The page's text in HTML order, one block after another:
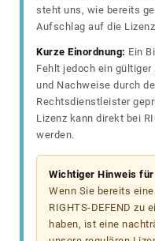
steht uns, wie bereits
Aufschlag auf die
Kurze Einordnung: Ein
Fehlt jedoch ein
und Nachweise durch
Rechtsdienstleister
Lizenz kann direkt bei
werden.
Wichtiger Hinweis
Wenn Sie bereits
RIGHTS-DEFEND zu
haben, ist eine